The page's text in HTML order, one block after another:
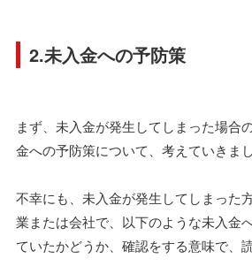
2.未入金への予防策
まず、未入金が発生してしまった場合
金への予防策について、考えていきまし
不幸にも、未入金が発生してしまった
業または会社で、以下のような未入金
ていたかどうか、確認をする意味で、